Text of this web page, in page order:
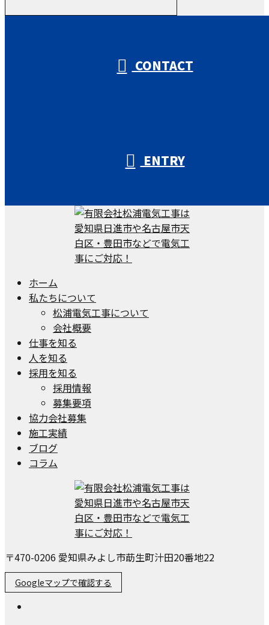
CONTACT
ENTRY
ホーム
私たちについて
松浦電気工事について
会社概要
仕事を知る
人を知る
採用を知る
採用情報
募集要項
協力会社募集
施工実績
ブログ
コラム
〒470-0206 愛知県みよし市莇生町汁田20番地22
Googleマップで確認する